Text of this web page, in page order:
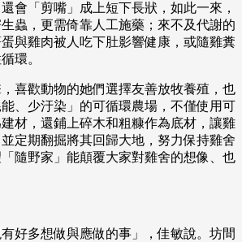
會「剪嘴」成上短下長狀，如此一來，
蟲，更需倚靠人工施藥；來不及代謝的
與雞肉被人吃下肚影響健康，或隨雞糞
環。
喜歡動物的她們選擇友善放牧養殖，也
、少汙染」的可循環農場，不僅使用可
材，還鋪上碎木和粗糠作為底材，讓雞
定期翻掘將其回歸大地，努力保持雞舍
隨野家」能顛覆大家對雞舍的想像、也
有好多想做與應做的事」，佳敏說。坊間